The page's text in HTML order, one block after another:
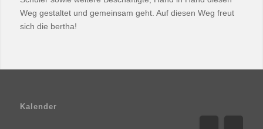
Weg gestaltet und gemeinsam geht. Auf diesen Weg freut
sich die bertha!
Kalender